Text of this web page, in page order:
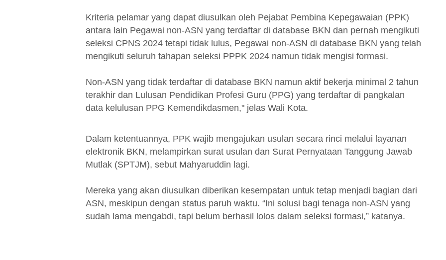
Kriteria pelamar yang dapat diusulkan oleh Pejabat Pembina Kepegawaian (PPK)
antara lain Pegawai non-ASN yang terdaftar di database BKN dan pernah mengikuti
seleksi CPNS 2024 tetapi tidak lulus, Pegawai non-ASN di database BKN yang telah
mengikuti seluruh tahapan seleksi PPPK 2024 namun tidak mengisi formasi.
Non-ASN yang tidak terdaftar di database BKN namun aktif bekerja minimal 2 tahun
terakhir dan Lulusan Pendidikan Profesi Guru (PPG) yang terdaftar di pangkalan
data kelulusan PPG Kemendikdasmen," jelas Wali Kota.
Dalam ketentuannya, PPK wajib mengajukan usulan secara rinci melalui layanan
elektronik BKN, melampirkan surat usulan dan Surat Pernyataan Tanggung Jawab
Mutlak (SPTJM), sebut Mahyaruddin lagi.
Mereka yang akan diusulkan diberikan kesempatan untuk tetap menjadi bagian dari
ASN, meskipun dengan status paruh waktu. “Ini solusi bagi tenaga non-ASN yang
sudah lama mengabdi, tapi belum berhasil lolos dalam seleksi formasi,” katanya.